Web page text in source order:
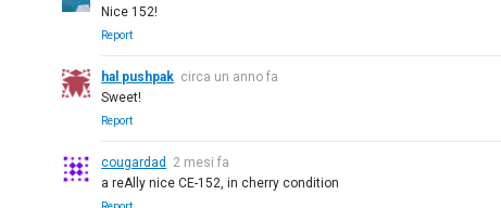
Nice 152!
Report
hal pushpak circa un anno fa
Sweet!
Report
cougardad
2 mesi fa
a reAlly nice CE-152, in cherry condition